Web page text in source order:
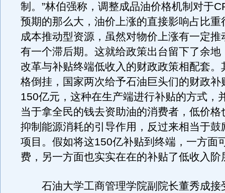
制。”林伯强称，调整成品油价格机制对于
预期的那么大，油价上涨的直接影响占比重
成本推动型资源，虽然对物价上涨有一定推
有一个滞后期。这就给政策出台留下了余地
改革与补贴终端低收入的财政政策相配套。
格倒挂，国家两次给予石油巨头们的财政补
150亿元，这种在生产端进行补贴的方式，
当于拿全民的钱去资助油的消费者，低价格
抑制能源消耗的引导作用，反过来相当于鼓
项目。假如将这150亿补贴到终端，一方面
费，另一方面也实实在在的补贴了低收入阶
石油大学工商管理学院副院长董秀成接